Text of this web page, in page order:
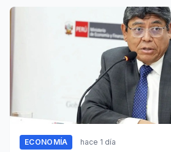
ECONOMÍA hace 1 día